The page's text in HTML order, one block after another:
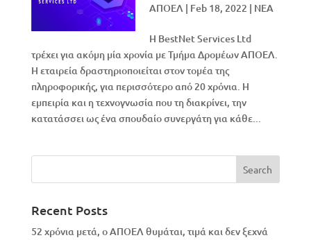
ΑΠΟΕΛ | Feb 18, 2022 | NEA
Η BestNet Services Ltd
τρέχει για ακόμη μία χρονία με Τμήμα Δρομέων ΑΠΟΕΛ.
Η εταιρεία δραστηριοποιείται στον τομέα της
πληροφορικής, για περισσότερο από 20 χρόνια. Η
εμπειρία και η τεχνογνωσία που τη διακρίνει, την
κατατάσσει ως ένα σπουδαίο συνεργάτη για κάθε...
Recent Posts
52 χρόνια μετά, ο ΑΠΟΕΛ θυμάται, τιμά και δεν ξεχνά